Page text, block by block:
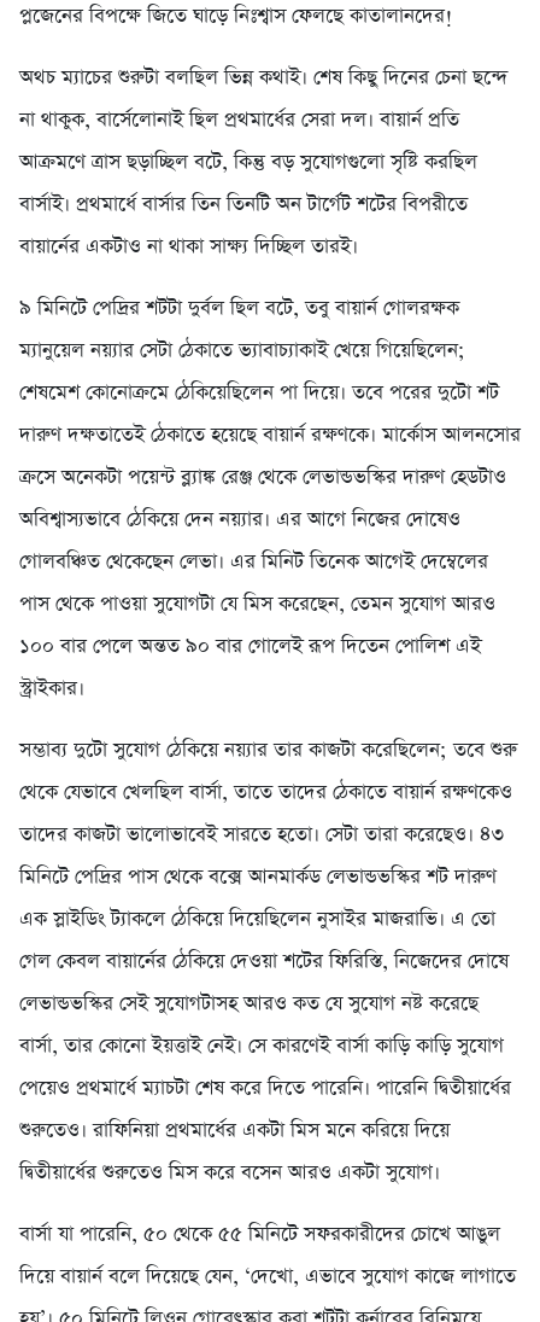
প্লজেনের বিপক্ষে জিতে ঘাড়ে নিঃশ্বাস ফেলছে কাতালানদের!
অথচ ম্যাচের শুরুটা বলছিল ভিন্ন কথাই। শেষ কিছু দিনের চেনা ছন্দে
না থাকুক, বার্সেলোনাই ছিল প্রথমার্ধের সেরা দল। বায়ার্ন প্রতি
আক্রমণে ত্রাস ছড়াচ্ছিল বটে, কিন্তু বড় সুযোগগুলো সৃষ্টি করছিল
বার্সাই। প্রথমার্ধে বার্সার তিন তিনটি অন টার্গেট শটের বিপরীতে
বায়ার্নের একটাও না থাকা সাক্ষ্য দিচ্ছিল তারই।
৯ মিনিটে পেদ্রির শটটা দুর্বল ছিল বটে, তবু বায়ার্ন গোলরক্ষক
ম্যানুয়েল নয়্যার সেটা ঠেকাতে ভ্যাবাচ্যাকাই খেয়ে গিয়েছিলেন;
শেষমেশ কোনোক্রমে ঠেকিয়েছিলেন পা দিয়ে। তবে পরের দুটো শট
দারুণ দক্ষতাতেই ঠেকাতে হয়েছে বায়ার্ন রক্ষণকে। মার্কোস আলনসোর
ক্রসে অনেকটা পয়েন্ট ব্ল্যাঙ্ক রেঞ্জ থেকে লেভান্ডভস্কির দারুণ হেডটাও
অবিশ্বাস্যভাবে ঠেকিয়ে দেন নয়্যার। এর আগে নিজের দোষেও
গোলবঞ্চিত থেকেছেন লেভা। এর মিনিট তিনেক আগেই দেম্বেলের
পাস থেকে পাওয়া সুযোগটা যে মিস করেছেন, তেমন সুযোগ আরও
১০০ বার পেলে অন্তত ৯০ বার গোলেই রূপ দিতেন পোলিশ এই
স্ট্রাইকার।
সম্ভাব্য দুটো সুযোগ ঠেকিয়ে নয়্যার তার কাজটা করেছিলেন; তবে শুরু
থেকে যেভাবে খেলছিল বার্সা, তাতে তাদের ঠেকাতে বায়ার্ন রক্ষণকেও
তাদের কাজটা ভালোভাবেই সারতে হতো। সেটা তারা করেছেও। ৪৩
মিনিটে পেদ্রির পাস থেকে বক্সে আনমার্কড লেভান্ডভস্কির শট দারুণ
এক স্লাইডিং ট্যাকলে ঠেকিয়ে দিয়েছিলেন নুসাইর মাজরাভি। এ তো
গেল কেবল বায়ার্নের ঠেকিয়ে দেওয়া শটের ফিরিস্তি, নিজেদের দোষে
লেভান্ডভস্কির সেই সুযোগটাসহ আরও কত যে সুযোগ নষ্ট করেছে
বার্সা, তার কোনো ইয়ত্তাই নেই। সে কারণেই বার্সা কাড়ি কাড়ি সুযোগ
পেয়েও প্রথমার্ধে ম্যাচটা শেষ করে দিতে পারেনি। পারেনি দ্বিতীয়ার্ধের
শুরুতেও। রাফিনিয়া প্রথমার্ধের একটা মিস মনে করিয়ে দিয়ে
দ্বিতীয়ার্ধের শুরুতেও মিস করে বসেন আরও একটা সুযোগ।
বার্সা যা পারেনি, ৫০ থেকে ৫৫ মিনিটে সফরকারীদের চোখে আঙুল
দিয়ে বায়ার্ন বলে দিয়েছে যেন, ‘দেখো, এভাবে সুযোগ কাজে লাগাতে